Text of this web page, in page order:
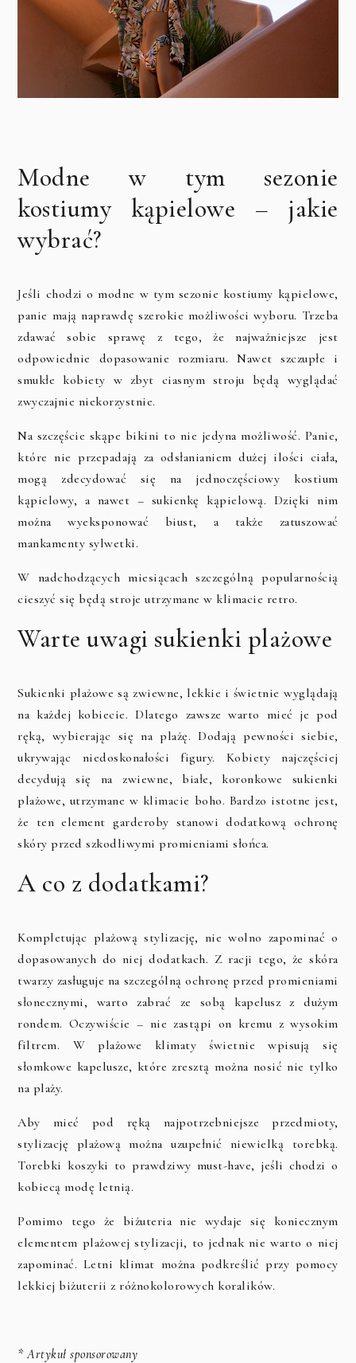
Modne w tym sezonie
kostiumy kąpielowe – jakie
wybrać?
Jeśli chodzi o modne w tym sezonie kostiumy kąpielowe,
panie mają naprawdę szerokie możliwości wyboru. Trzeba
zdawać sobie sprawę z tego, że najważniejsze jest
odpowiednie dopasowanie rozmiaru. Nawet szczupłe i
smukłe kobiety w zbyt ciasnym stroju będą wyglądać
zwyczajnie niekorzystnie.
Na szczęście skąpe bikini to nie jedyna możliwość. Panie,
które nie przepadają za odsłanianiem dużej ilości ciała,
mogą zdecydować się na jednoczęściowy kostium
kąpielowy, a nawet – sukienkę kąpielową. Dzięki nim
można wyeksponować biust, a także zatuszować
mankamenty sylwetki.
W nadchodzących miesiącach szczególną popularnością
cieszyć się będą stroje utrzymane w klimacie retro.
Warte uwagi sukienki plażowe
Sukienki plażowe są zwiewne, lekkie i świetnie wyglądają
na każdej kobiecie. Dlatego zawsze warto mieć je pod
ręką, wybierając się na plażę. Dodają pewności siebie,
ukrywając niedoskonałości figury. Kobiety najczęściej
decydują się na zwiewne, białe, koronkowe sukienki
plażowe, utrzymane w klimacie boho. Bardzo istotne jest,
że ten element garderoby stanowi dodatkową ochronę
skóry przed szkodliwymi promieniami słońca.
A co z dodatkami?
Kompletując plażową stylizację, nie wolno zapominać o
dopasowanych do niej dodatkach. Z racji tego, że skóra
twarzy zasługuje na szczególną ochronę przed promieniami
słonecznymi, warto zabrać ze sobą kapelusz z dużym
rondem. Oczywiście – nie zastąpi on kremu z wysokim
filtrem. W plażowe klimaty świetnie wpisują się
słomkowe kapelusze, które zresztą można nosić nie tylko
na plaży.
Aby mieć pod ręką najpotrzebniejsze przedmioty,
stylizację plażową można uzupełnić niewielką torebką.
Torebki koszyki to prawdziwy must-have, jeśli chodzi o
kobiecą modę letnią.
Pomimo tego że biżuteria nie wydaje się koniecznym
elementem plażowej stylizacji, to jednak nie warto o niej
zapominać. Letni klimat można podkreślić przy pomocy
lekkiej biżuterii z różnokolorowych koralików.
* Artykuł sponsorowany